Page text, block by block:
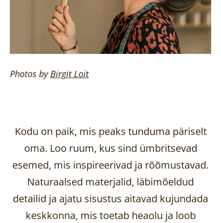
Photos byBirgitLoit
Kodu on paik, mis peaks tunduma päriselt
oma. Loo ruum, kus sind ümbritsevad
esemed, mis inspireerivad ja rõõmustavad.
Naturaalsed materjalid, läbimõeldud
detailid ja ajatu sisustus aitavad kujundada
keskkonna, mis toetab heaolu ja loob